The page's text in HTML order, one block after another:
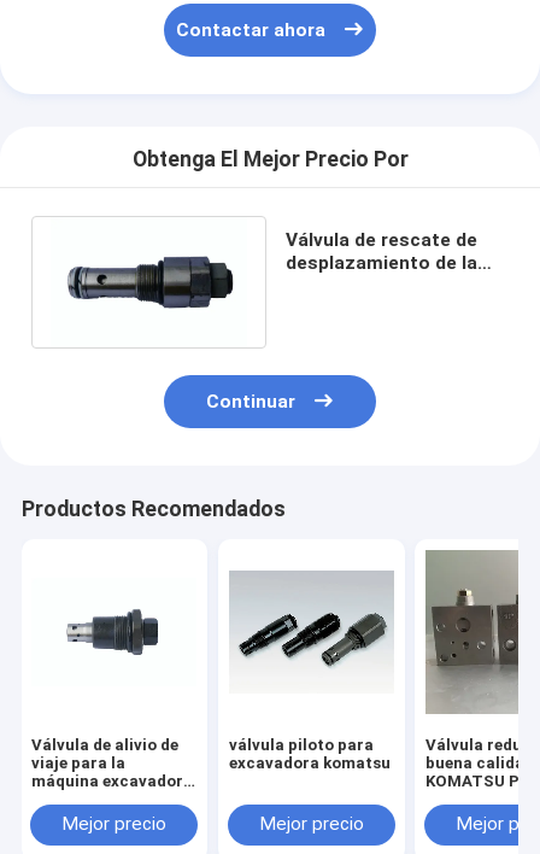
Contactar ahora
Obtenga El Mejor Precio Por
Válvula de rescate de
desplazamiento de la
Continuar
Productos Recomendados
Válvula de alivio de
viaje para la
máquina excavadora
Mejor precio
válvula piloto para
excavadora komatsu
Mejor precio
Válvula
buena calidad
KOMATSU
Mejor